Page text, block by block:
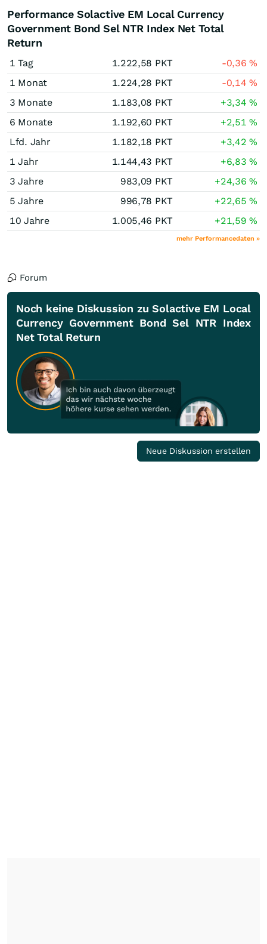
Performance Solactive EM Local Currency
Government Bond Sel NTR Index Net Total
Return
1 Tag 1.222,58 PKT -0,36%
1 Monat
1.224,28 PKT -0,14%
3 Monate
1.183,08 PKT +3,34%
6 Monate
1.192,60 PKT +2,51%
Lfd. Jahr
1.182,18 PKT +3,42%
1 Jahr
1.144,43 PKT +6,83%
3 Jahre
983,09 PKT +24,36%
5 Jahre
996,78 PKT +22,65%
10 Jahre
1.005,46 PKT +21,59%
mehr Performancedaten »
Forum
Noch keine Diskussion zu Solactive EM Local
Currency Government Bond Sel NTR Index
Net Total Return
Neue Diskussion erstellen